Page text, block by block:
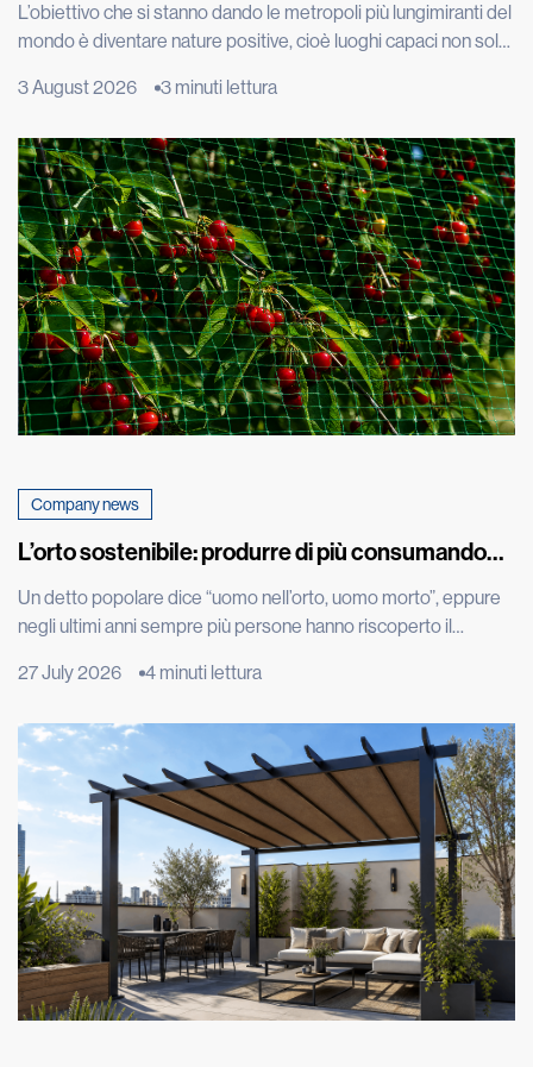
L’obiettivo che si stanno dando le metropoli più lungimiranti del
mondo è diventare nature positive, cioè luoghi capaci non solo
biodiversità. Londra vuole ripristinare 40 chilometri di fiumi e
urbana coperta da alberi e […]
3 August 2026 3 minuti lettura
Company news
L’orto sostenibile: produrre di più consumando
Un detto popolare dice “uomo nell’orto, uomo morto”, eppure
negli ultimi anni sempre più persone hanno riscoperto il
di portare in tavola prodotti genuini, ridurre gli sprechi e
tecnologica, per esempio con l’irrigazione automatizzata, oggi
coltivare […]
27 July 2026 4 minuti lettura